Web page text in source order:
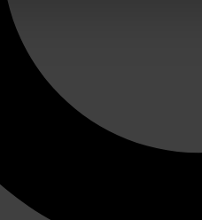
Ook delen we informatie
Deze partners kunnen deze
op basis van uw